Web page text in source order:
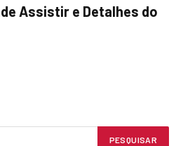
Assistir e Detalhes do